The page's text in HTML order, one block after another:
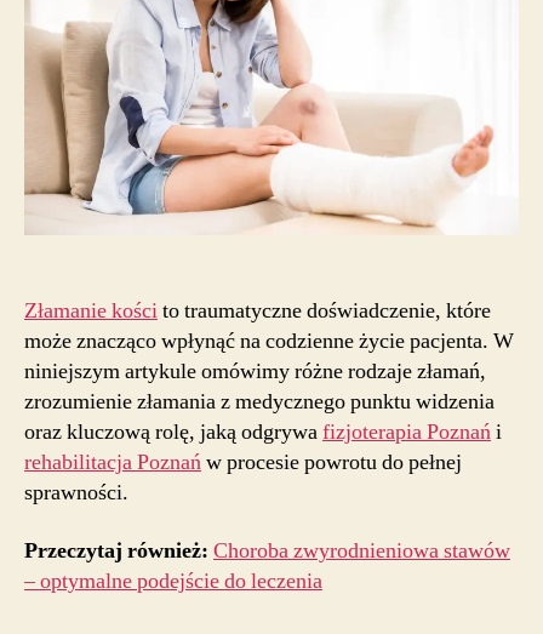
i
Złamanie kościto traumatyczne doświadczenie, które
może znacząco wpłynąć na codzienne życie pacjenta. W
niniejszym artykule omówimy różne rodzaje złamań,
zrozumienie złamania z medycznego punktu widzenia
oraz kluczową rolę, jaką odgrywafizjoterapia Poznańi
rehabilitacja Poznańw procesie powrotu do pełnej
sprawności.
Przeczytaj również: Choroba zwyrodnieniowa stawów
– optymalne podejście do leczenia